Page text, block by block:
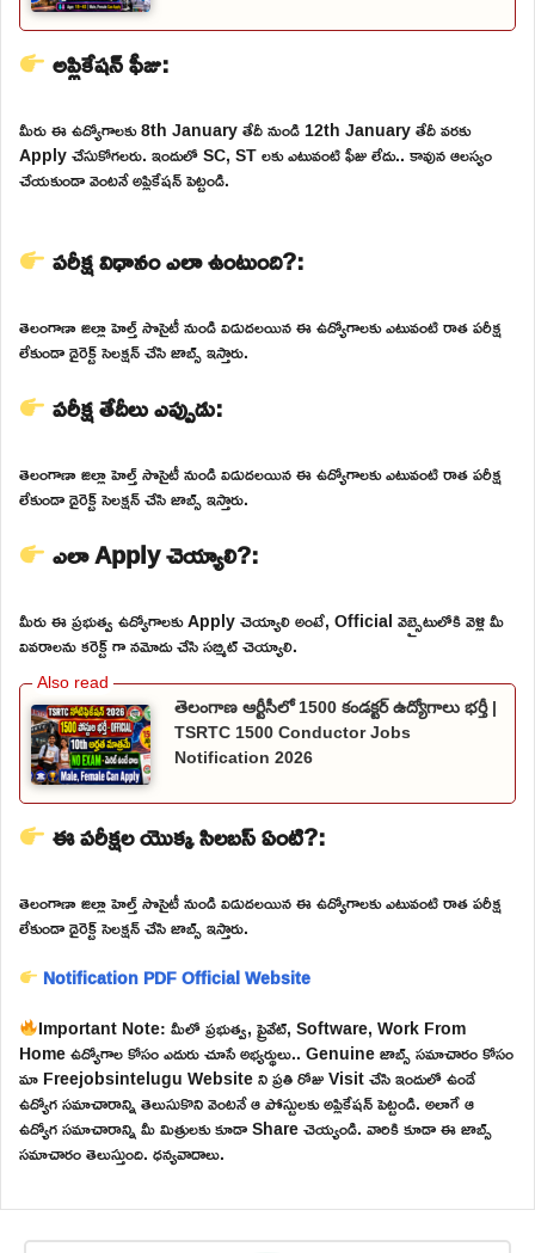
అప్లికేషన్ ఫీజు:
మీరు ఈ ఉద్యోగాలకు 8th January తేదీ నుండి 12th January తేదీ వరకు
Apply చేసుకోగలరు. ఇందులో SC, ST లకు ఎటువంటి ఫీజు లేదు.. కావున ఆలస్యం
చేయకుండా వెంటనే అప్లికేషన్ పెట్టండి.
పరీక్ష విధానం ఎలా ఉంటుంది?:
తెలంగాణా జిల్లా హెల్త్ సొసైటీ నుండి విడుదలయిన ఈ ఉద్యోగాలకు ఎటువంటి రాత పరీక్ష
లేకుండా డైరెక్ట్ సెలక్షన్ చేసి జాబ్స్ ఇస్తారు.
పరీక్ష తేదీలు ఎప్పుడు:
తెలంగాణా జిల్లా హెల్త్ సొసైటీ నుండి విడుదలయిన ఈ ఉద్యోగాలకు ఎటువంటి రాత పరీక్ష
లేకుండా డైరెక్ట్ సెలక్షన్ చేసి జాబ్స్ ఇస్తారు.
ఎలా Apply చెయ్యాలి?:
మీరు ఈ ప్రభుత్వ ఉద్యోగాలకు Apply చెయ్యాలి అంటే, Official వెబ్సైటులోకి వెళ్లి మీ
వివరాలను కరెక్ట్ గా నమోదు చేసి సబ్మిట్ చెయ్యాలి.
తెలంగాణ ఆర్టీసీలో 1500 కండక్టర్ ఉద్యోగాలు భర్తీ |
TSRTC 1500 Conductor Jobs
Notification 2026
ఈ పరీక్షల యొక్క సిలబస్ ఏంటి?:
తెలంగాణా జిల్లా హెల్త్ సొసైటీ నుండి విడుదలయిన ఈ ఉద్యోగాలకు ఎటువంటి రాత పరీక్ష
లేకుండా డైరెక్ట్ సెలక్షన్ చేసి జాబ్స్ ఇస్తారు.
Notification PDFOfficial Website
Important Note: మీలో ప్రభుత్వ, ప్రైవేట్, Software, Work From
Home ఉద్యోగాల కోసం ఎదురు చూసే అభ్యర్థులు.. Genuine జాబ్స్ సమాచారం కోసం
మా Freejobsintelugu Website ని ప్రతి రోజు Visit చేసి ఇందులో ఉండే
ఉద్యోగ సమాచారాన్ని తెలుసుకొని వెంటనే ఆ పోస్టులకు అప్లికేషన్ పెట్టండి. అలాగే ఆ
ఉద్యోగ సమాచారాన్ని మీ మిత్రులకు కూడా Share చెయ్యండి. వారికి కూడా ఈ జాబ్స్
సమాచారం తెలుస్తుంది. ధన్యవాదాలు.